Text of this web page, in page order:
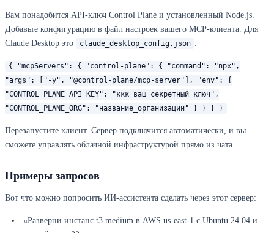
Вам понадобится API-ключ Control Plane и установленный Node.js.
Добавьте конфигурацию в файл настроек вашего MCP-клиента. Для
Claude Desktop это
claude_desktop_config.json :
{ "mcpServers": { "control-plane": { "command": "npx",
"args": ["-y", "@control-plane/mcp-server"], "env": {
"CONTROL_PLANE_API_KEY": "ккк_ваш_секретный_ключ",
"CONTROL_PLANE_ORG": "название_организации" } } } }
Перезапустите клиент. Сервер подключится автоматически, и вы
сможете управлять облачной инфраструктурой прямо из чата.
Примеры запросов
Вот что можно попросить ИИ-ассистента сделать через этот сервер:
«Разверни инстанс t3.medium в AWS us-east-1 с Ubuntu 24.04 и